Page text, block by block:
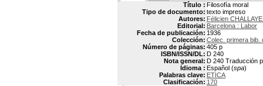
Título : Filosofía moral
Tipo de documento: texto impreso
Autores: Félicien
Editorial: Barcelona : Labor
Fecha de publicación: 1936
Colección: Colec. primera bib.
Número de páginas: 405 p
ISBN/ISSN/DL: D 240
Nota general: D 240 Traducción
Idioma : Español (spa)
Palabras clave: ETICA
Clasificación: 170